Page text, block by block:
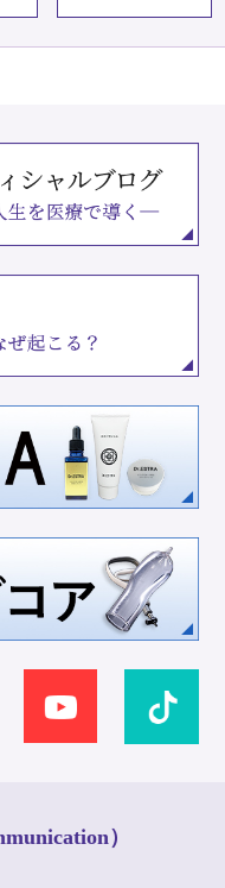
）